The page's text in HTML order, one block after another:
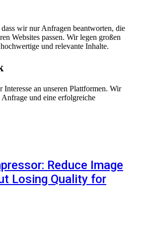
wir nur Anfragen beantworten, die
Websites passen. Wir legen großen
und relevante Inhalte.
an unseren Plattformen. Wir
und eine erfolgreiche
Reduce Image
Losing Quality for